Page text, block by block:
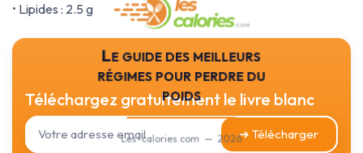
• Lipides : 2.5 g
Le guide des meilleurs
régimes pour perdre du
poids
Les-calories.com — 2026
Téléchargez gratuitement le livre blanc
➔ Télécharger